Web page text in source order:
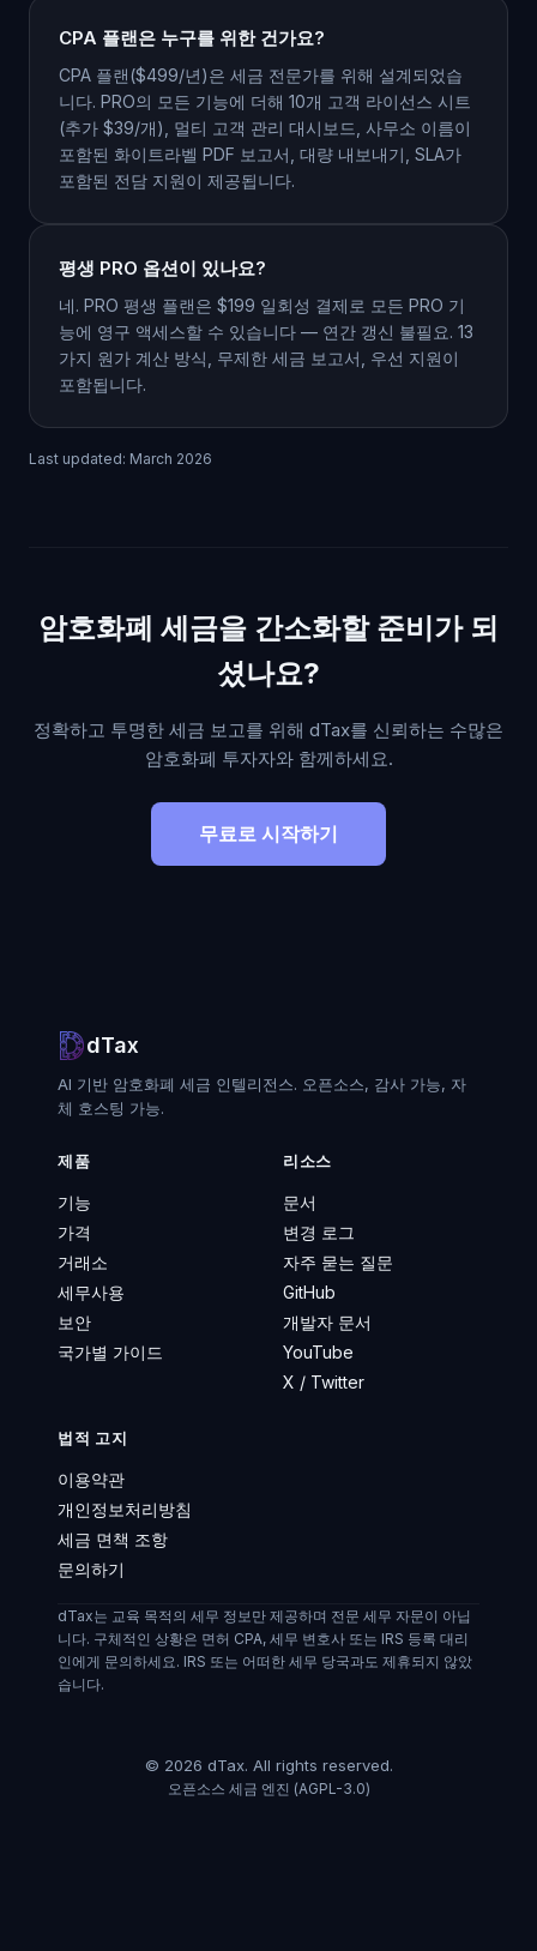
CPA 플랜은 누구를 위한 건가요?
CPA 플랜($499/년)은 세금 전문가를 위해 설계되었습
니다. PRO의 모든 기능에 더해 10개 고객 라이선스 시트
(추가 $39/개), 멀티 고객 관리 대시보드, 사무소 이름이
포함된 화이트라벨 PDF 보고서, 대량 내보내기, SLA가
포함된 전담 지원이 제공됩니다.
평생 PRO 옵션이 있나요?
네. PRO 평생 플랜은 $199 일회성 결제로 모든 PRO 기
능에 영구 액세스할 수 있습니다 — 연간 갱신 불필요. 13
가지 원가 계산 방식, 무제한 세금 보고서, 우선 지원이
포함됩니다.
Last updated: March 2026
암호화폐 세금을 간소화할 준비가 되
셨나요?
정확하고 투명한 세금 보고를 위해 dTax를 신뢰하는 수많은
암호화폐 투자자와 함께하세요.
무료로 시작하기
dTax
AI 기반 암호화폐 세금 인텔리전스. 오픈소스, 감사 가능, 자
체 호스팅 가능.
제품
기능
가격
거래소
세무사용
보안
국가별 가이드
리소스
문서
변경 로그
자주 묻는 질문
GitHub
개발자 문서
YouTube
X / Twitter
법적 고지
이용약관
개인정보처리방침
세금 면책 조항
문의하기
dTax는 교육 목적의 세무 정보만 제공하며 전문 세무 자문이 아닙
니다. 구체적인 상황은 면허 CPA, 세무 변호사 또는 IRS 등록 대리
인에게 문의하세요. IRS 또는 어떠한 세무 당국과도 제휴되지 않았
습니다.
© 2026 dTax. All rights reserved.
오픈소스 세금 엔진 (AGPL-3.0)